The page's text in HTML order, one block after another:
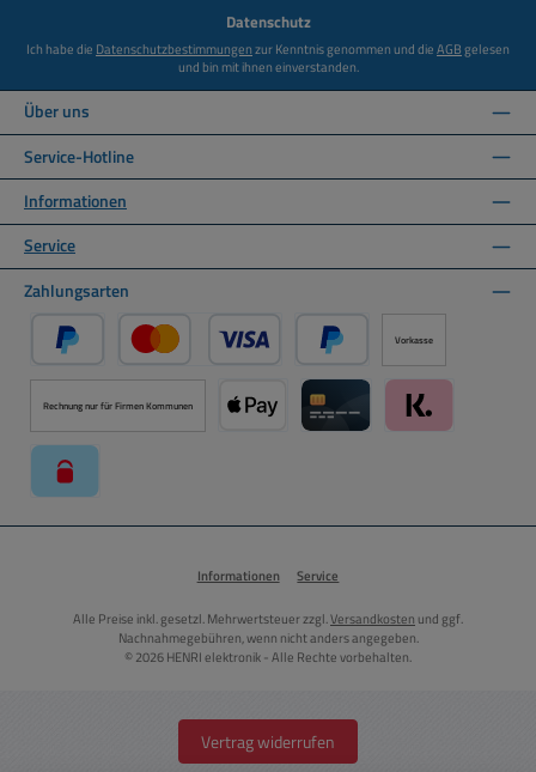
Datenschutz
Ich habe die Datenschutzbestimmungenzur Kenntnis genommen und dieAGBgelesen
und bin mit ihnen einverstanden.
Über uns
Service-Hotline
Informationen
Service
Zahlungsarten
PayPal Kredit- oder Debitkarte über PayPal
Später Bezahlen über PayPal
Vorkasse
Rechnung nur für Firmen Kommunen
Informationen Service
Alle Preise inkl. gesetzl. Mehrwertsteuer zzgl.Versandkosten und ggf.
Nachnahmegebühren, wenn nicht anders angegeben.
© 2026 HENRI elektronik - Alle Rechte vorbehalten.
Vertrag widerrufen